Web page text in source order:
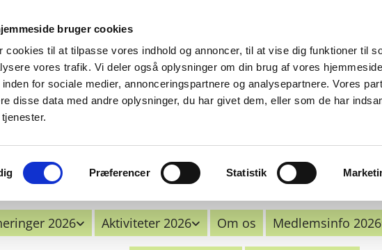
bruger cookies
cookies til at tilpasse vores indhold og annoncer, til at vise dig funktioner til
vores trafik. Vi deler også oplysninger om din brug af vores
inden for sociale medier, annonceringspartnere og analysepartnere. Vores
disse data med andre oplysninger, du har givet dem, eller som de har
Præferencer Statistik
2026 Aktiviteter 2026 Om os Medlemsinfo 2026